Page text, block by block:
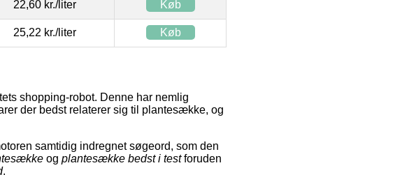
22,60 kr./liter Køb
25,22 kr./liter Køb
shopping-robot. Denne har nemlig
der bedst relaterer sig til plantesække, og
samtidig indregnet søgeord, som den
og plantesække bedst i testforuden
.